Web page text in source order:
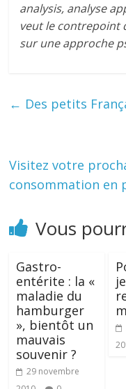
analysis, analyse
veut le contrepoint
sur une approche
← Des petits
Visitez votre
consommation en
Vous
Gastro-
entérite : la «
maladie du
hamburger
», bientôt un
mauvais
souvenir ?
29 novembre